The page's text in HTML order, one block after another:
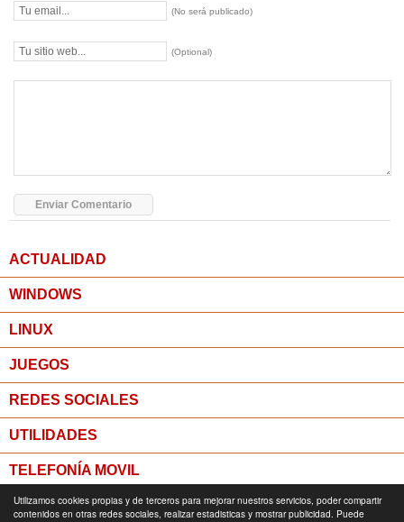
Utilizamos cookies propias y de terceros para mejorar nuestros servicios, poder compartir
contenidos en otras redes sociales, realizar estadisticas y mostrar publicidad. Puede
(No será publicado)
(Optional)
ACTUALIDAD
WINDOWS
LINUX
JUEGOS
REDES SOCIALES
UTILIDADES
TELEFONÍA MOVIL
MICROPOST